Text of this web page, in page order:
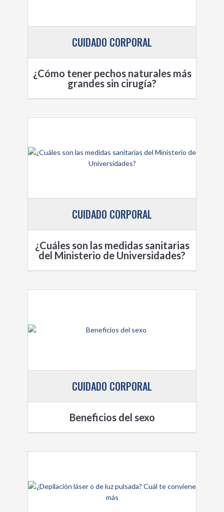
CUIDADO CORPORAL
¿Cómo tener pechos naturales más
grandes sin cirugía?
CUIDADO CORPORAL
¿Cuáles son las medidas sanitarias
del Ministerio de Universidades?
CUIDADO CORPORAL
Beneficios del sexo